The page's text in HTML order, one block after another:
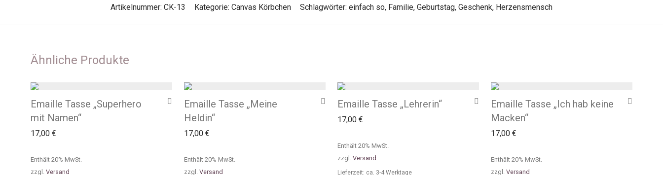
Artikelnummer: CK-13 Kategorie: Canvas Körbchen Schlagwörter: einfach so, Familie, Geburtstag, Geschenk, Herzensmensch
Ähnliche Produkte
Emaille Tasse „Superhero
mit Namen“
17,00 €
Enthält 20% MwSt.
zzgl. Versand
Emaille Tasse „Meine
Heldin“
17,00 €
Enthält 20% MwSt.
zzgl. Versand
Emaille Tasse „Lehrerin“
17,00 €
Enthält 20% MwSt.
zzgl. Versand
Lieferzeit: ca. 3-4 Werktage
Emaille Tasse „Ich hab keine
Macken“
17,00 €
Enthält 20% MwSt.
zzgl. Versand